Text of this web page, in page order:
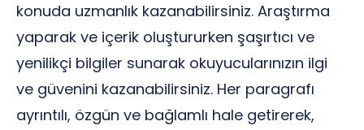
konuda uzmanlık kazanabilirsiniz. Araştırma
yaparak ve içerik oluştururken şaşırtıcı ve
yenilikçi bilgiler sunarak okuyucularınızın ilgi
ve güvenini kazanabilirsiniz. Her paragrafı
ayrıntılı, özgün ve bağlamlı hale getirerek,